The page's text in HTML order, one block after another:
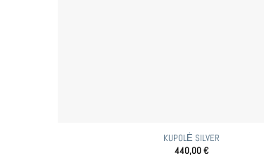
KUPOLĖ SILVER
440,00€